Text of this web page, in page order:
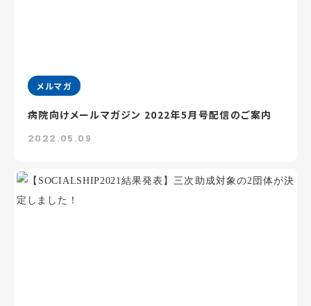
メルマガ
病院向けメールマガジン 2022年5月号配信のご案内
2022.05.09